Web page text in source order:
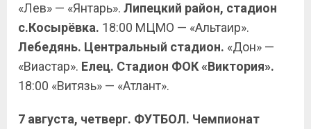
«Лев» — «Янтарь». Липецкий район, стадион
с.Косырёвка. 18:00 МЦМО — «Альтаир».
Лебедянь. Центральный стадион. «Дон» —
«Виастар». Елец. Стадион ФОК «Виктория».
18:00 «Витязь» — «Атлант».
7 августа, четверг. ФУТБОЛ. Чемпионат